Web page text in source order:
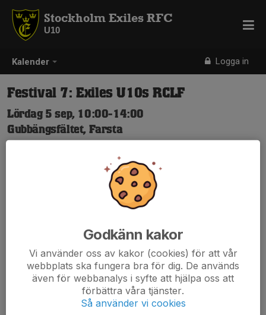
Kalender Logga in
Stockholm Exiles RFC
U10
Festival 7: Exiles U10s RCLF
Lördag 5 sep, 10:00-14:00
Gubbängsfältet, Farsta
Godkänn kakor
Vi använder oss av kakor (cookies) för att vår
webbplats ska fungera bra för dig. De används
även för webbanalys i syfte att hjälpa oss att
förbättra våra tjänster.
Så använder vi cookies